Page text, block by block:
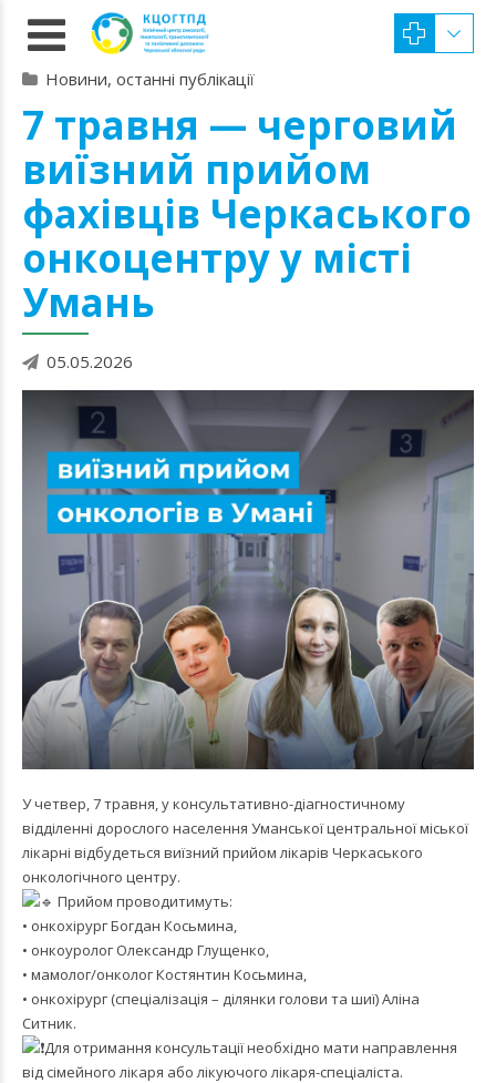
Новини, останні публікації
7 травня — черговий
виїзний прийом
фахівців Черкаського
онкоцентру у місті
Умань
05.05.2026
У четвер, 7 травня, у консультативно-діагностичному
відділенні дорослого населення Уманської центральної міської
лікарні відбудеться виїзний прийом лікарів Черкаського
онкологічного центру.
Прийом проводитимуть:
• онкохірург Богдан Косьмина,
• онкоуролог Олександр Глущенко,
• мамолог/онколог Костянтин Косьмина,
• онкохірург (спеціалізація – ділянки голови та шиї) Аліна
Ситник.
Для отримання консультації необхідно мати направлення
від сімейного лікаря або лікуючого лікаря-спеціаліста.